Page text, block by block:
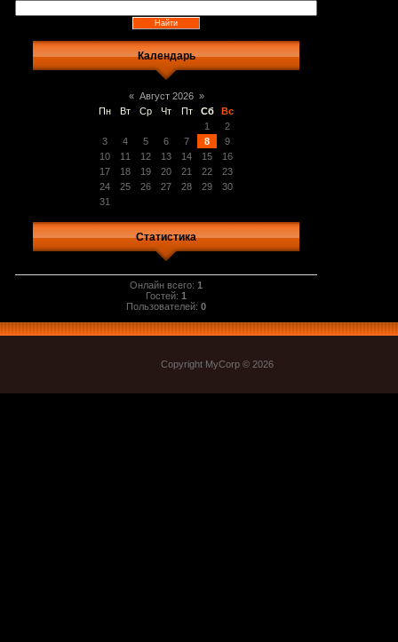
Календарь
« Август 2026 »
Пн
Вт Ср Чт Пт Сб
Вс
1
2
3
4 5 6 7 8
9
10
11 12 13 14 15
16
17
18 19 20 21 22
23
24
25 26 27 28 29
30
31
Статистика
Онлайн всего: 1
Гостей: 1
Пользователей: 0
Copyright MyCorp © 2026